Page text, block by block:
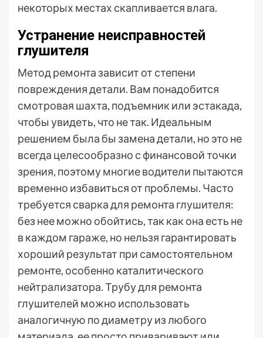
некоторых местах скапливается влага.
Устранение неисправностей
глушителя
Метод ремонта зависит от степени
повреждения детали. Вам понадобится
смотровая шахта, подъемник или эстакада,
чтобы увидеть, что не так. Идеальным
решением была бы замена детали, но это не
всегда целесообразно с финансовой точки
зрения, поэтому многие водители пытаются
временно избавиться от проблемы. Часто
требуется сварка для ремонта глушителя:
без нее можно обойтись, так как она есть не
в каждом гараже, но нельзя гарантировать
хороший результат при самостоятельном
ремонте, особенно каталитического
нейтрализатора. Трубу для ремонта
глушителей можно использовать
аналогичную по диаметру из любого